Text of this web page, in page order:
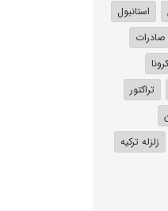
استانبول
صادرات
تراکتور
زلزله ترکیه